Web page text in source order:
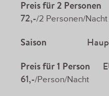
Preis für 2 Personen
72,-/2 Personen/Nacht
Saison
Preis für 1 Person
61,-/Person/Nacht